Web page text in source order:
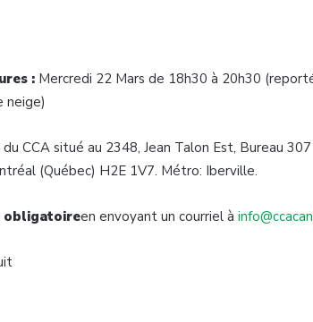
: Mercredi 22 Mars de 18h30 à 20h30
neige)
du CCA situé au 2348, Jean Talon Est, Bureau
(Québec) H2E 1V7. Métro: Iberville.
obligatoireen envoyant un courriel à